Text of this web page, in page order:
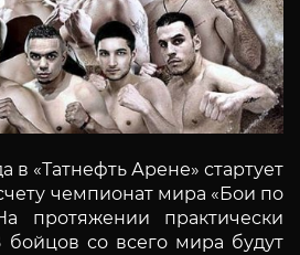
в «Татнефть Арене» стартует
чемпионат мира «Бои по
протяжении практически
бойцов со всего мира будут